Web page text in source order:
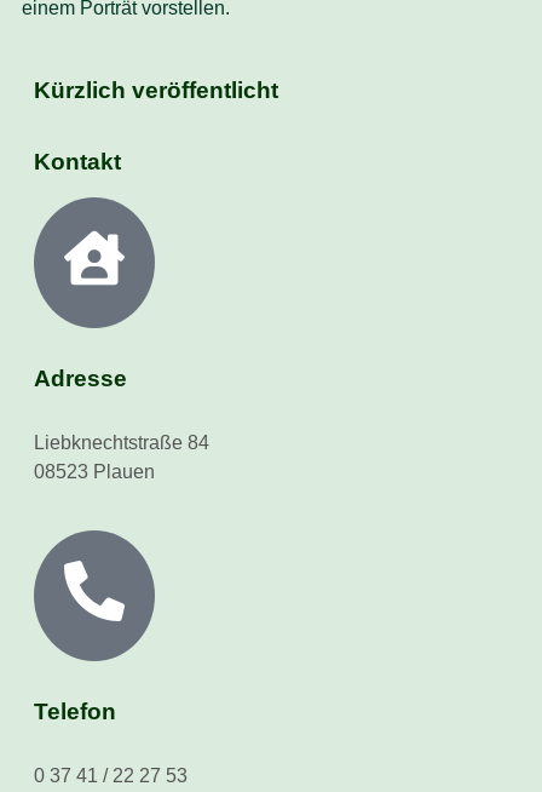
einem Porträt vorstellen.
Kürzlich veröffentlicht
Kontakt
Adresse
Liebknechtstraße 84
08523 Plauen
Telefon
0 37 41 / 22 27 53